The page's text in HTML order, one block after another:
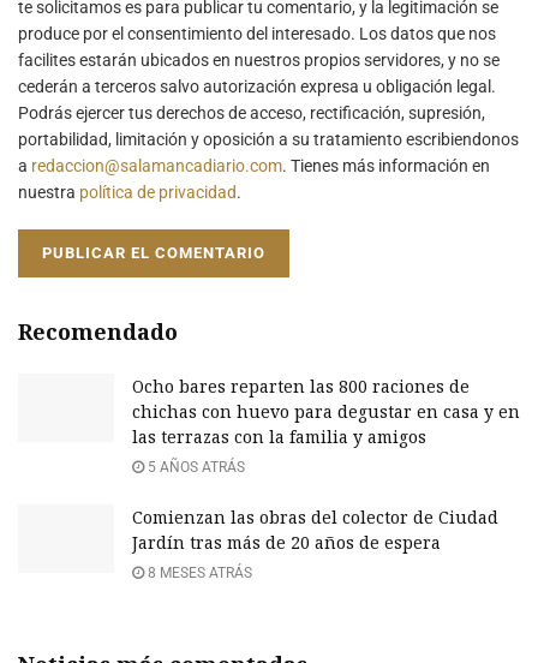
te solicitamos es para publicar tu comentario, y la legitimación se
produce por el consentimiento del interesado. Los datos que nos
facilites estarán ubicados en nuestros propios servidores, y no se
cederán a terceros salvo autorización expresa u obligación legal.
Podrás ejercer tus derechos de acceso, rectificación, supresión,
portabilidad, limitación y oposición a su tratamiento escribiendonos
a redaccion@salamancadiario.com. Tienes más información en
nuestra política de privacidad.
Recomendado
Ocho bares reparten las 800 raciones de
chichas con huevo para degustar en casa y en
las terrazas con la familia y amigos
5 AÑOS ATRÁS
Comienzan las obras del colector de Ciudad
Jardín tras más de 20 años de espera
8 MESES ATRÁS